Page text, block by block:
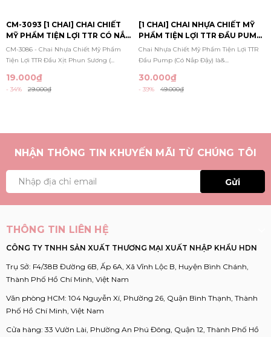
CM-3093 [1 CHAI] CHAI CHIẾT
MỸ PHẨM TIỆN LỢI TTR CÓ NẮP
BẬT 50ML (TÍM)
CM-3086 - Chai Nhựa Chiết Mỹ Phẩm
Tiện Lợi TTR Đầu Xịt Phun Sương (...
19.000₫
- 34% 29.000₫
[1 CHAI] CHAI NHỰA CHIẾT MỸ
PHẨM TIỆN LỢI TTR ĐẦU PUMP
(CÓ NẮP ĐẬY)
Chai Nhựa Chiết Mỹ Phẩm Tiện Lợi TTR
Đầu Pump (Có Nắp Đậy) là&...
30.000₫
- 39% 49.000₫
NHẬN THÔNG TIN KHUYẾN MÃI TỪ CHÚNG TÔI
Gửi
THÔNG TIN LIÊN HỆ
CÔNG TY TNHH SẢN XUẤT THƯƠNG MẠI XUẤT NHẬP KHẨU HDN
Trụ Sở: F4/38B Đường 6B, Ấp 6A, Xã Vĩnh Lộc B, Huyện Bình Chánh,
Thành Phố Hồ Chí Minh, Việt Nam
Văn phòng HCM: 104 Nguyễn Xí, Phường 26, Quận Bình Thạnh, Thành
Phố Hồ Chí Minh, Việt Nam
Cửa hàng: 33 Vườn Lài, Phường An Phú Đông, Quận 12, Thành Phố Hồ